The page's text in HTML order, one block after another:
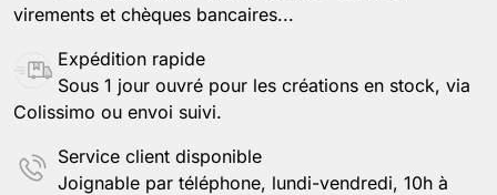
virements et chèques bancaires...
Expédition rapide
Sous 1 jour ouvré pour les créations en stock, via
Colissimo ou envoi suivi.
Service client disponible
Joignable par téléphone, lundi-vendredi, 10h à